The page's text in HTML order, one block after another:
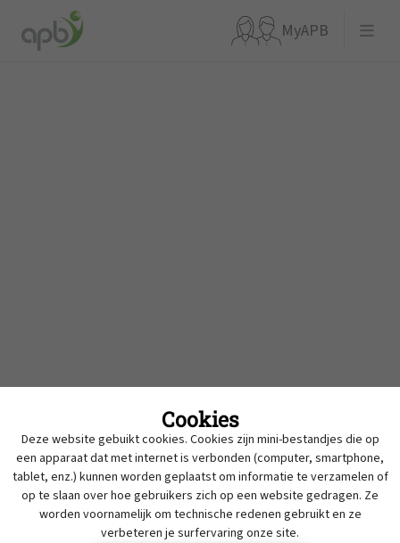
MyAPB
MyAPB
Om deze inhoud te bekijken moet je aangemeld
zijn in MyAPB.
APBnews
Werken bij APB
Dienst geneesmiddelen onderzoek
Contact
Cookies
Deze website gebuikt cookies. Cookies zijn mini-bestandjes die op
een apparaat dat met internet is verbonden (computer, smartphone,
tablet, enz.) kunnen worden geplaatst om informatie te verzamelen of
op te slaan over hoe gebruikers zich op een website gedragen. Ze
worden voornamelijk om technische redenen gebruikt en ze
verbeteren je surfervaring onze site.